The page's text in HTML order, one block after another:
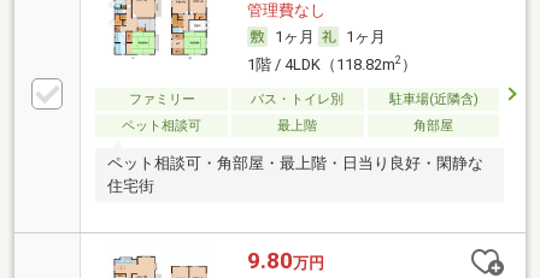
管理費なし
1ヶ月
1ヶ月
1階 / 4LDK（118.82m2）
ファミリー バス・トイレ別
駐車場(近隣含)
ペット相談可
最上階 角部屋
ペット相談可・角部屋・最上階・日当り良好・閑静な
住宅街
9.80万円